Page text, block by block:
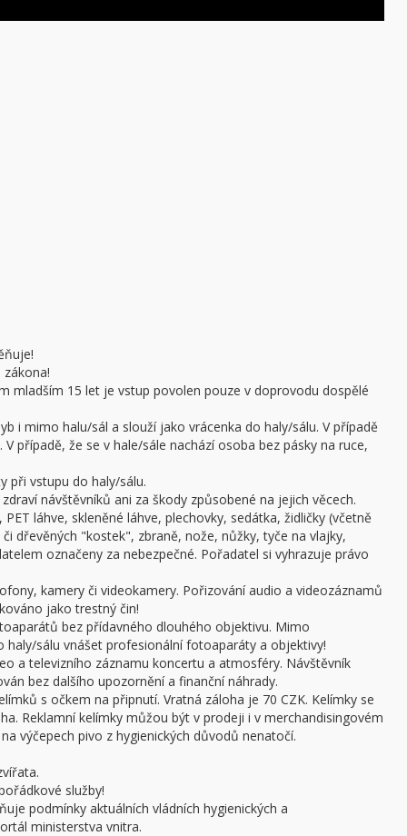
mladším 15 let je vstup povolen pouze v doprovodu dospělé
i mimo halu/sál a slouží jako vrácenka do haly/sálu. V případě
případě, že se v hale/sále nachází osoba bez pásky na ruce,
při vstupu do haly/sálu.
návštěvníků ani za škody způsobené na jejich věcech.
láhve, skleněné láhve, plechovky, sedátka, židličky (včetně
dřevěných "kostek", zbraně, nože, nůžky, tyče na vlajky,
označeny za nebezpečné. Pořadatel si vyhrazuje právo
kamery či videokamery. Pořizování audio a videozáznamů
jako trestný čin!
bez přídavného dlouhého objektivu. Mimo
sálu vnášet profesionální fotoaparáty a objektivy!
a televizního záznamu koncertu a atmosféry. Návštěvník
bez dalšího upozornění a finanční náhrady.
s očkem na připnutí. Vratná záloha je 70 CZK. Kelímky se
Reklamní kelímky můžou být v prodeji i v merchandisingovém
výčepech pivo z hygienických důvodů nenatočí.
služby!
podmínky aktuálních vládních hygienických a
ministerstva vnitra.